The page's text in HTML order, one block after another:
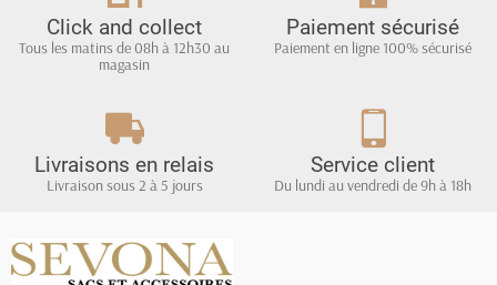
Click and collect
Tous les matins de 08h à 12h30 au
magasin
Paiement sécurisé
Paiement en ligne 100% sécurisé
Livraisons en relais
Livraison sous 2 à 5 jours
Service client
Du lundi au vendredi de 9h à 18h